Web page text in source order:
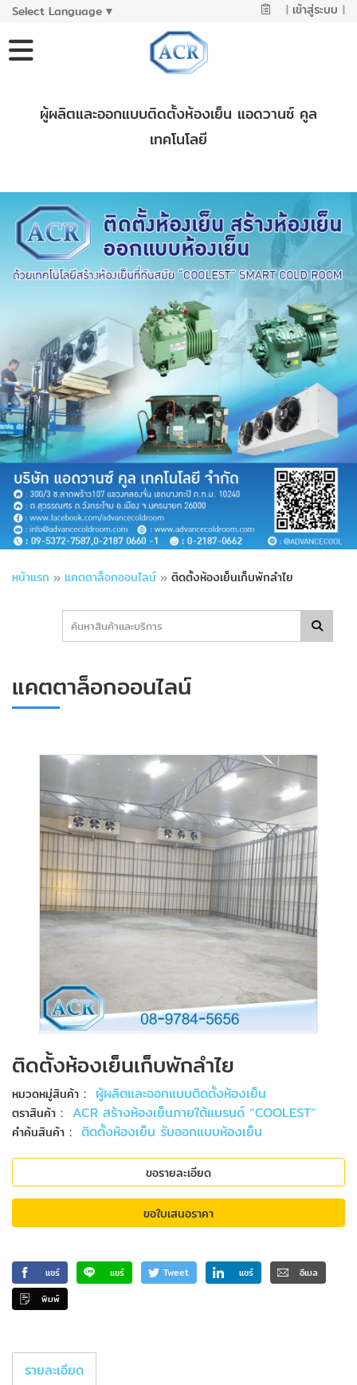
Select Language ▼ | เข้าสู่ระบบ |
ผู้ผลิตและออกแบบติดตั้งห้องเย็น แอดวานซ์ คูล
เทคโนโลยี
หน้าแรก » แคตตาล็อกออนไลน์ » ติดตั้งห้องเย็นเก็บพักลำไย
แคตตาล็อกออนไลน์
ติดตั้งห้องเย็นเก็บพักลำไย
หมวดหมู่สินค้า : ผู้ผลิตและออกแบบติดตั้งห้องเย็น
ตราสินค้า : ACR สร้างห้องเย็นภายใต้แบรนด์ “COOLEST”
คำค้นสินค้า : ติดตั้งห้องเย็น รับออกแบบห้องเย็น
ขอรายละเอียด
ขอใบเสนอราคา
แชร์ แชร์ Tweet แชร์
อีเมล
พิมพ์
รายละเอียด